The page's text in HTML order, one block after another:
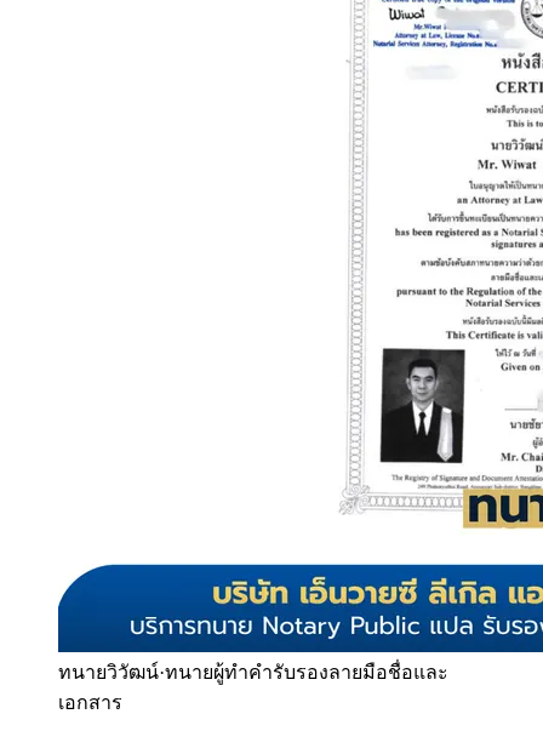
ทนายวิวัฒน์·ทนายผู้ทำคำรับรองลายมือชื่อและ
เอกสาร